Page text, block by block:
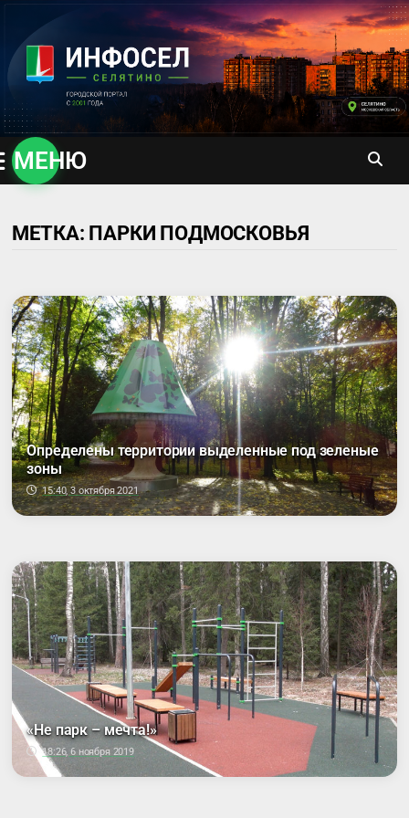
содержимому
МЕНЮ
МЕТКА: ПАРКИ ПОДМОСКОВЬЯ
Определены территории выделенные под зеленые
зоны
15:40, 3 октября 2021
«Не парк – мечта!»
18:26, 6 ноября 2019